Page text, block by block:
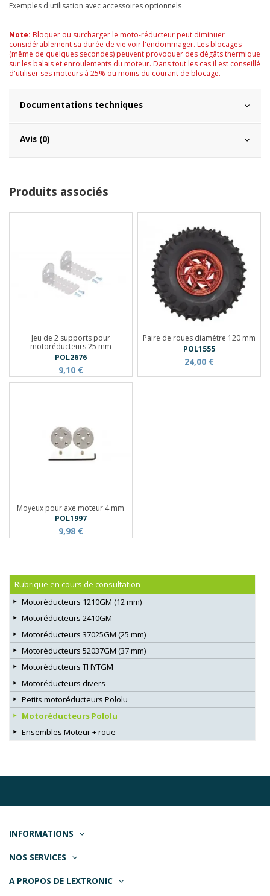
Exemples d'utilisation avec accessoires optionnels
Note: Bloquer ou surcharger le moto-réducteur peut diminuer
considérablement sa durée de vie voir l'endommager. Les blocages
(même de quelques secondes) peuvent provoquer des dégâts thermique
sur les balais et enroulements du moteur. Dans tout les cas il est conseillé
d'utiliser ses moteurs à 25% ou moins du courant de blocage.
Documentations techniques
Avis (0)
Produits associés
Jeu de 2 supports pour
motoréducteurs 25 mm
POL2676
9,10 €
Paire de roues diamètre 120 mm
POL1555
24,00 €
Moyeux pour axe moteur 4 mm
POL1997
9,98 €
Rubrique en cours de consultation
Motoréducteurs 1210GM (12 mm)
Motoréducteurs 2410GM
Motoréducteurs 37025GM (25 mm)
Motoréducteurs 52037GM (37 mm)
Motoréducteurs THYTGM
Motoréducteurs divers
Petits motoréducteurs Pololu
Motoréducteurs Pololu
Ensembles Moteur + roue
INFORMATIONS
NOS SERVICES
A PROPOS DE LEXTRONIC